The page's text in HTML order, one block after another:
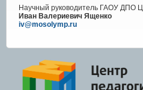
Научный руководитель ГАОУ ДПО
Иван Валериевич Ященко
iv@mosolymp.ru